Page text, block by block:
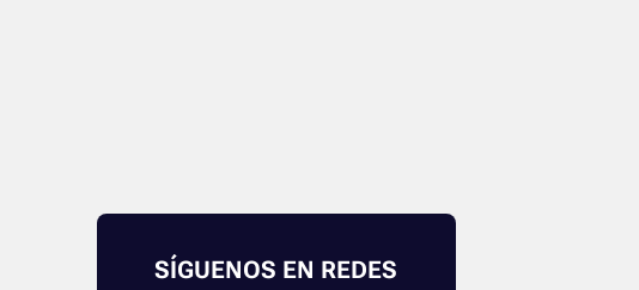
SÍGUENOS EN REDES